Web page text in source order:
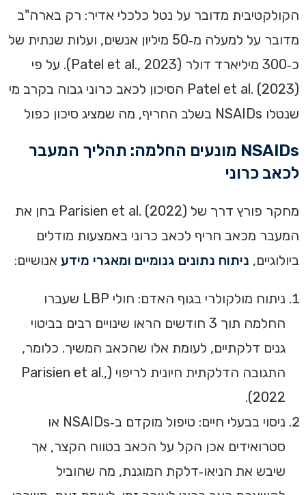
הקולקטיבית מדובר על נטל כלכלי אדיר: רק בארה"ב
מדובר על למעלה מ‑50 מיליון אנשים, ועלות שנתית של
כ‑300 מיליארד דולר (Patel et al., 2023). על פי
Patel et al. (2023) הסיכון לכאב כרוני גבוה בקרב מי
שנטלו NSAIDs בשלב החריף, מה שמציג סיכון כפול
NSAIDs מונעים החלמה: תהליך המעבר
לכאב כרוני
מחקר פורץ דרך של Parisien et al. (2022) בחן את
המעבר מכאב חריף לכאב כרוני באמצעות מודלים
ביולוגיים, ניתוח נתונים גנומיים ומאגרי מידע אנושיים:
ניתוח מולקולרי בגוף האדם: חולי LBP שעברו
החלמה תוך 3 חודשים הראו שינויים רבים בביטוי
גנים דלקתיים, לעומת אלו שהכאב המשיך. כלומר,
התגובה הדלקתית חיונית לריפוי (Parisien et al.,
2022).
ניסוי בבעלי חיים: טיפול מוקדם ב‑NSAIDs או
סטרואידים אכן הקל על הכאב בטווח הקצר, אך
שיבש את הניאו‑דלקת המוגנת, מה שהוביל